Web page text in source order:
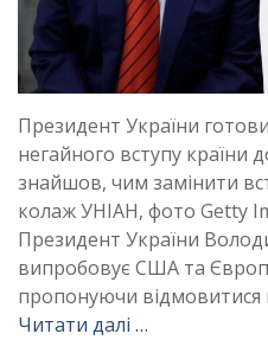
Президент України
негайного вступу країни
знайшов, чим замінити
колаж УНІАН, фото Getty
Президент України
випробовує США та
пропонуючи відмовитися
Читати далі …